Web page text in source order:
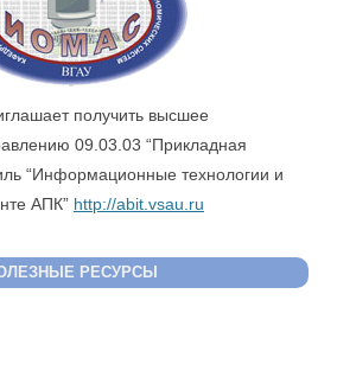
получить высшее
09.03.03 “Прикладная
“Информационные технологии и
АПК” http://abit.vsau.ru
РЕСУРСЫ